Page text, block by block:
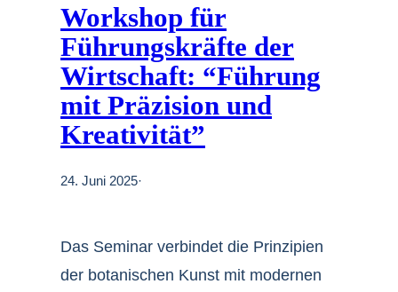
Workshop für
Führungskräfte der
Wirtschaft: “Führung
mit Präzision und
Kreativität”
24. Juni 2025·
Das Seminar verbindet die Prinzipien
der botanischen Kunst mit modernen